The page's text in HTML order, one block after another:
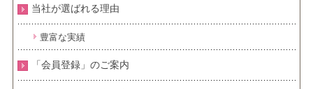
当社が選ばれる理由
豊富な実績
「会員登録」のご案内